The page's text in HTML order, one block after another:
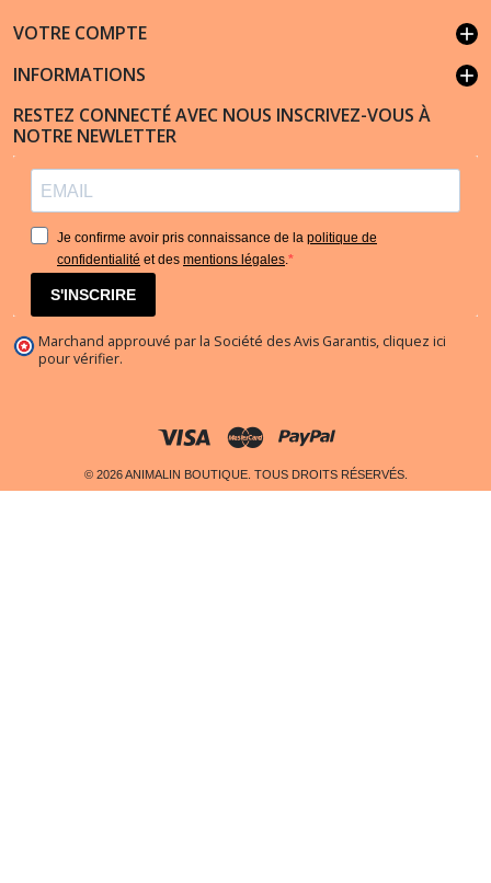
VOTRE COMPTE add
INFORMATIONS add
RESTEZ CONNECTÉ AVEC NOUS INSCRIVEZ-VOUS À
NOTRE NEWLETTER
Je confirme avoir pris connaissance de la politique de
confidentialité et des mentions légales.
S'INSCRIRE
Marchand approuvé par la Société des Avis Garantis, cliquez ici
pour vérifier.
© 2026 ANIMALIN BOUTIQUE. TOUS DROITS RÉSERVÉS.